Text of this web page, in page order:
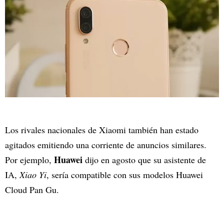
Los rivales nacionales de Xiaomi también han estado
agitados emitiendo una corriente de anuncios similares.
Por ejemplo, Huawei dijo en agosto que su asistente de
IA,Xiao Yi, sería compatible con sus modelos Huawei
Cloud Pan Gu.